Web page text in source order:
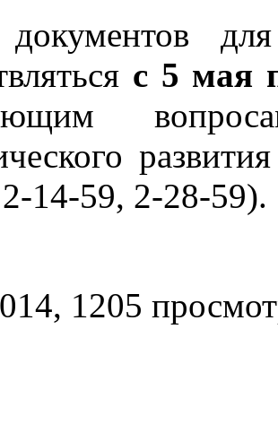
с 5 мая
14-59, 2-28-59).
1205